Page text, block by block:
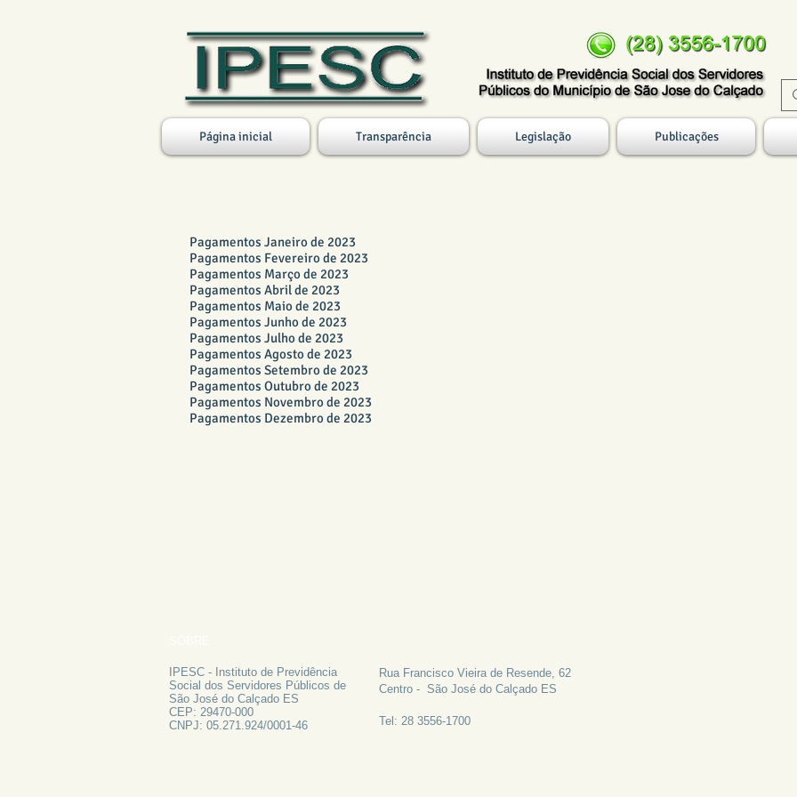
Página inicial Transparência Legislação Publicações
Pagamentos Janeiro de 2023
Pagamentos Fevereiro de 2023
Pagamentos Março de 2023
Pagamentos Abril de 2023
Pagamentos Maio de 2023
Pagamentos Junho de 2023
Pagamentos Julho de 2023
Pagamentos Agosto de 2023
Pagamentos Setembro de 2023
Pagamentos Outubro de 2023
Pagamentos Novembro de 2023
Pagamentos Dezembro de 2023
IPESC - Instituto de Previdência
Social dos Servidores Públicos de
São José do Calçado ES
CEP: 29470-000
CNPJ: 05.271.924/0001-46
Rua Francisco Vieira de Resende, 62
Centro - São José do Calçado ES
Tel: 28 3556-1700